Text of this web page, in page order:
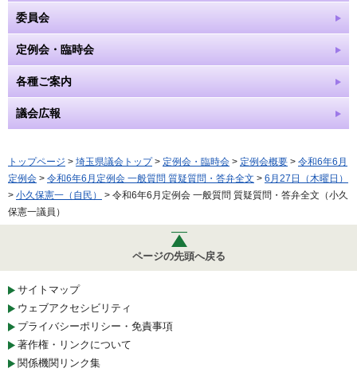
委員会
定例会・臨時会
各種ご案内
議会広報
トップページ > 埼玉県議会トップ> 定例会・臨時会 > 定例会概要 > 令和6年6月
定例会 > 令和6年6月定例会 一般質問 質疑質問・答弁全文 > 6月27日（木曜日）
> 小久保憲一（自民）
> 令和6年6月定例会 一般質問 質疑質問・答弁全文（小久
保憲一議員）
ページの先頭へ戻る
サイトマップ
ウェブアクセシビリティ
プライバシーポリシー・免責事項
著作権・リンクについて
関係機関リンク集